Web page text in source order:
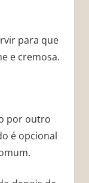
para que
e cremosa.
por outro
é opcional